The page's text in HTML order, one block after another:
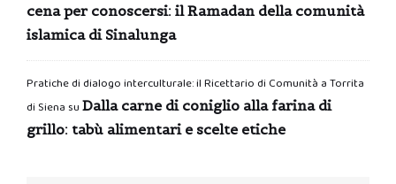
cena per conoscersi: il Ramadan della comunità
islamica di Sinalunga
Pratiche di dialogo interculturale: il Ricettario di Comunità a Torrita
di Siena su Dalla carne di coniglio alla farina di
grillo: tabù alimentari e scelte etiche